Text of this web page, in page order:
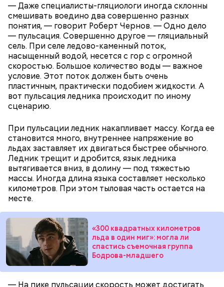
— Даже специалисты-гляциологи иногда склонны
смешивать воедино два совершенно разных
понятия, — говорит Роберт Чернов. — Одно дело
— пульсация. Совершенно другое — гляциальный
сель. При селе ледово-каменный поток,
насыщенный водой, несется с гор с огромной
скоростью. Большое количество воды — важное
условие. Этот поток должен быть очень
пластичным, практически подобием жидкости. А
вот пульсация ледника происходит по иному
сценарию.
При пульсации ледник накапливает массу. Когда ее
становится много, внутреннее напряжение во
льдах заставляет их двигаться быстрее обычного.
Ледник трещит и дробится, язык ледника
вытягивается вниз, в долину — под тяжестью
массы. Иногда длина языка составляет несколько
километров. При этом тыловая часть остается на
месте.
«300 квадратных километров
льда в один миг»: могла ли
спастись съемочная группа
Бодрова-младшего
— На пике пульсации скорость может достигать